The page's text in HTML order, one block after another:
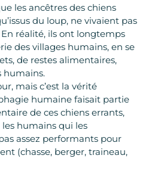
les ancêtres des chiens
du loup, ne vivaient pas
En réalité, ils ont longtemps
des villages humains, en se
de restes alimentaires,
humains.
mais c’est la vérité
humaine faisait partie
de ces chiens errants,
les humains qui les
assez performants pour
(chasse, berger, traineau,